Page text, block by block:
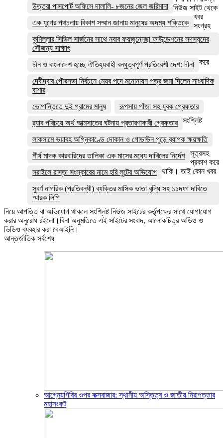
উত্তরা পাসপোর্ট অফিসে দালালি- ৮জনের জেল জরিমানা
এক যুগের পথচলায় বিকাশ সম্মান জানায় মানুষের অদম্য শক্তিকে
কুমিল্লার সিভিল সার্জনের সাথে নবাব ফয়জুন্নেছা ফাউন্ডেশনের সদস্যদের
সৌজন্য সাক্ষাৎ
চীন ও বাংলাদেশ হচ্ছে ঐতিহ্যবাহী বন্ধুত্বপূর্ণ প্রতিবেশী দেশ: চীনা
দেবীদ্বার পৌরসভা নির্বচনে মেয়র পদে মনোনায়ন পত্র জমা দিলেন সাংবাদিক
বাশার
ভোগান্তিতে দুই গ্রামের মানুষ
রূপসায় গাঁজা সহ যুবক গ্রেফতার
র‌্যাব পরিচয়ে অর্থ আত্মসাতের ঘটনায় প্রতারণাকারী গ্রেফতার
লাকসামে ভয়াবহ অগ্নিকাণ্ডে দোকান ও গোডাউন পুড়ে ব‍্যাপক ক্ষয়ক্ষতি
শীর্ষ মাদক কারবারিদের তালিকা এক মাসের মধ্যে দাখিলের নির্দেশ
সরাইলে রাস্তা সংস্কারের নামে হরি লুটের অভিযোগ
সুবর্ণ নাগরিক (প্রতিবন্ধী) ব্যক্তির মাসিক ভাতা বৃদ্ধি সহ ১১দফা দাবিতে
স্মারক লিপি
নিউজ সাইট থেকে
খবর
সংগ্রহ
করে
সংশ্লিষ্ট
সূত্রসহ
প্রকাশ করে
থাকি। তাই কোন খবর
নিয়ে আপত্তি বা অভিযোগ থাকলে সংশ্লিষ্ট নিউজ সাইটের কর্তৃপক্ষের সাথে যোগাযোগ
করার অনুরোধ রইলো।বিনা অনুমতিতে এই সাইটের সংবাদ, আলোকচিত্র অডিও ও
ভিডিও ব্যবহার করা বেআইনি।
আন্তর্জাতিক সর্বশেষ
আগ্নেয়গিরির ওপর কক্সবাজার: স্থানীয় অস্তিত্ব ও জাতীয় নিরাপত্তার
মহাসংকট